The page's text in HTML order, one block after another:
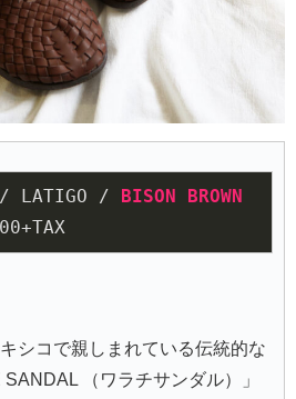
/ LATIGO / BISON
+TAX
シコで親しまれている伝統的な
（ワラチサンダル）」